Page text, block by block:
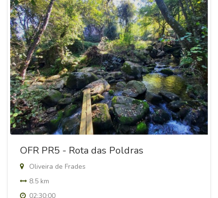
OFR PR5 - Rota das Poldras
Oliveira de Frades
8.5 km
02:30:00